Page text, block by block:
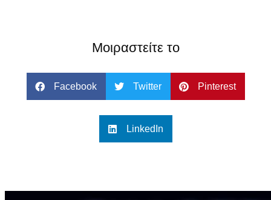
Μοιραστείτε το
Facebook Twitter Pinterest
LinkedIn